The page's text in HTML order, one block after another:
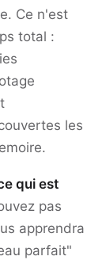
Ce n'est
total :
les
qui est
pas
apprendra
parfait"